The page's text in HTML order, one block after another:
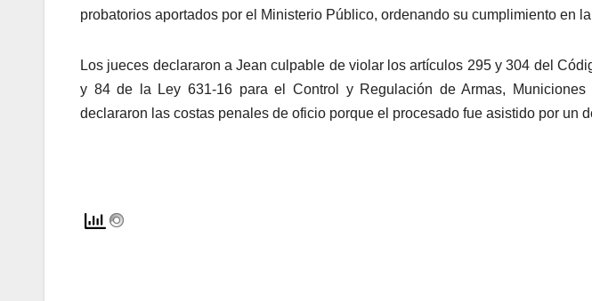
probatorios aportados por el Ministerio Público, ordenando su cumplimiento en
Los jueces declararon a Jean culpable de violar los artículos 295 y 304 del
y 84 de la Ley 631-16 para el Control y Regulación de Armas, Municiones
declararon las costas penales de oficio porque el procesado fue asistido por un